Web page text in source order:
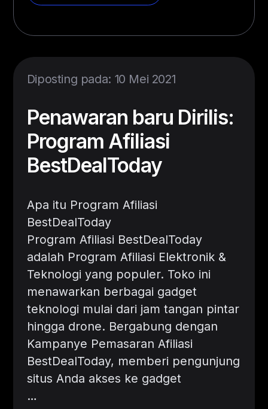
Diposting pada: 10 Mei 2021
Penawaran baru Dirilis:
Program Afiliasi
BestDealToday
Apa itu Program Afiliasi
BestDealToday
Program Afiliasi BestDealToday
adalah Program Afiliasi Elektronik &
Teknologi yang populer. Toko ini
menawarkan berbagai gadget
teknologi mulai dari jam tangan pintar
hingga drone. Bergabung dengan
Kampanye Pemasaran Afiliasi
BestDealToday, memberi pengunjung
situs Anda akses ke gadget
…